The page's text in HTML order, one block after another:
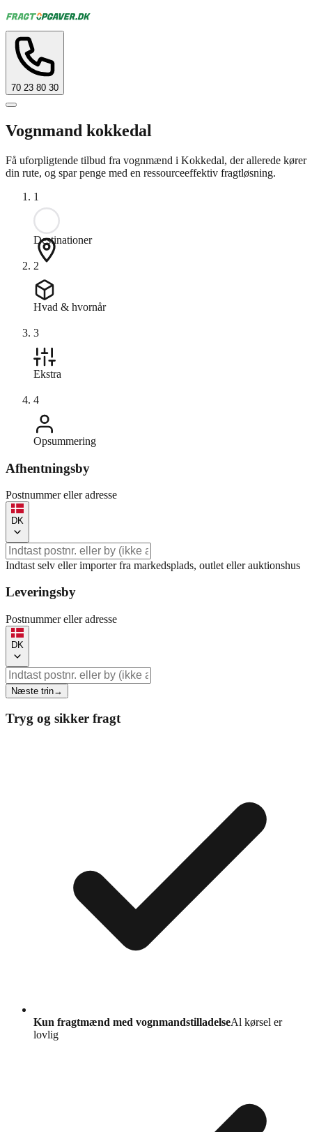
70 23 80 30
Vognmand kokkedal
Få uforpligtende tilbud fra vognmænd i Kokkedal, der allerede kører
din rute, og spar penge med en ressourceeffektiv fragtløsning.
1
Destinationer
2
Hvad & hvornår
3
Ekstra
4
Opsummering
Afhentningsby
Postnummer eller adresse
DK
Indtast selv eller importer fra markedsplads, outlet eller auktionshus
Leveringsby
Postnummer eller adresse
DK
Næste trin→
Tryg og sikker fragt
Kun fragtmænd med vognmandstilladelseAl kørsel er
lovlig